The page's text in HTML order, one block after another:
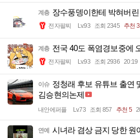
계층 장수풍뎅이한테 박혀버린
전자팔찌 Lv.93 조회 2345 추천 3
계층 전국 40도 폭염경보중에
전자팔찌 Lv.93 조회 2936 20:19
이슈 정청래 후보 유튜브 출연
김승현의논제
내안에퍼플 Lv.73 조회 857 추천 5
연예 시녀라 겸상 금지 당한 원이